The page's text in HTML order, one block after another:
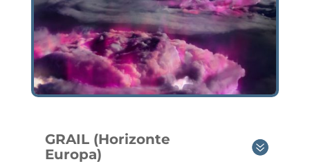
GRAIL (Horizonte
Europa)